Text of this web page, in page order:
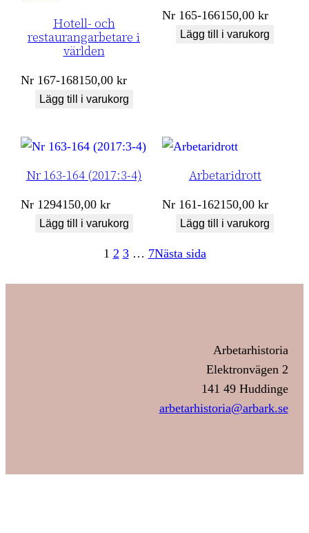
Hotell- och
restaurangarbetare i
världen
Nr 167-168150,00kr
Lägg till i varukorg
Nr 165-166150,00kr
Lägg till i varukorg
Nr 163-164 (2017:3-4)
Nr 1294150,00kr
Lägg till i varukorg
Arbetaridrott
Nr 161-162150,00kr
Lägg till i varukorg
1 2 3 … 7Nästa sida
Arbetarhistoria
Elektronvägen 2
141 49 Huddinge
arbetarhistoria@arbark.se